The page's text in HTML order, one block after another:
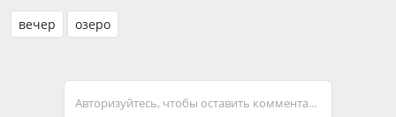
вечер озеро
Авторизуйтесь, чтобы оставить комментарий